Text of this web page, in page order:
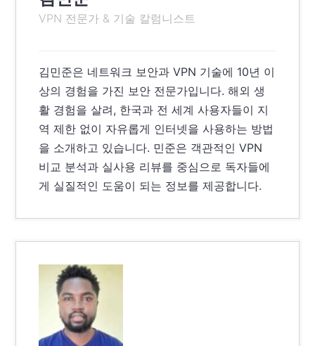
VPN 전문가 & 기술 칼럼니스트
김민준은 네트워크 보안과 VPN 기술에 10년 이
상의 경험을 가진 보안 전문가입니다. 해외 생
활 경험을 살려, 한국과 전 세계 사용자들이 지
역 제한 없이 자유롭게 인터넷을 사용하는 방법
을 소개하고 있습니다. 민준은 객관적인 VPN
비교 분석과 실사용 리뷰를 중심으로 독자들에
게 실질적인 도움이 되는 정보를 제공합니다.